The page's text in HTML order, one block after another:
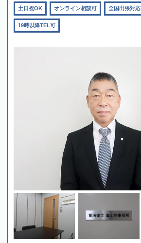
土日祝OK オンライン相談可 全国出張対
19時以降TEL可